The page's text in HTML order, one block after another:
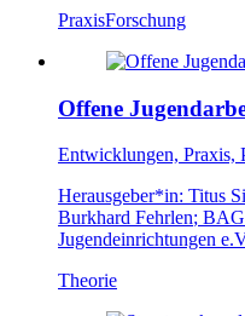
PraxisForschung
Offene
Entwicklungen, Praxis,
Herausgeber*in: Titus
Burkhard Fehrlen; BAG
Jugendeinrichtungen
Theorie